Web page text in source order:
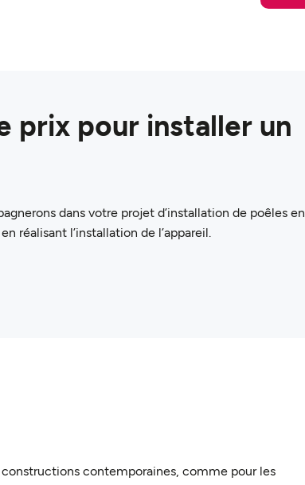
prix pour installer un
dans votre projet d’installation de poêles en
réalisant l’installation de l’appareil.
contemporaines, comme pour les